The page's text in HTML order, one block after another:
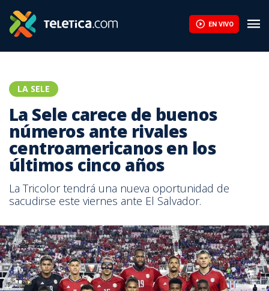
EN VIVO
LA SELE
La Sele carece de buenos
números ante rivales
centroamericanos en los
últimos cinco años
La Tricolor tendrá una nueva oportunidad de
sacudirse este viernes ante El Salvador.